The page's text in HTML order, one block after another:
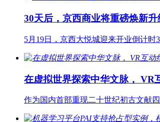
30天后，京西商业将重磅焕新
5月19日，京西大悦城迎来开业倒计
在虚拟世界探索中华文脉， VR
作为国内首部重现二十世纪初古文献